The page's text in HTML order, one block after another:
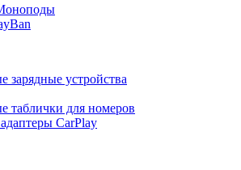
зарядные устройства
таблички для номеров
CarPlay